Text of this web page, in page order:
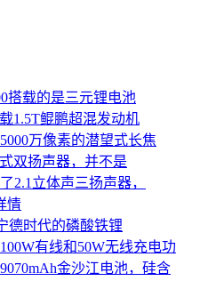
搭载的是三元锂电池
1.5T鲲鹏超混发动机
万像素的潜望式长焦
双扬声器，并不是
2.1立体声三扬声器，
情
德时代的磷酸铁锂
有线和50W无线充电功
金沙江电池，硅含